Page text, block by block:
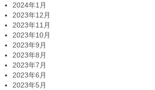
2024年1月
2023年12月
2023年11月
2023年10月
2023年9月
2023年8月
2023年7月
2023年6月
2023年5月